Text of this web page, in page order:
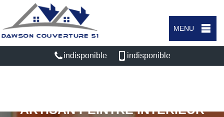
MENU
indisponible indisponible
ARTISAN PEINTRE INTÉRIEUR